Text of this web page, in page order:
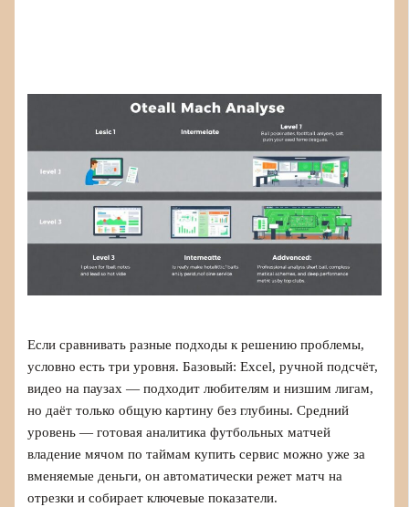
Если сравнивать разные подходы к решению проблемы,
условно есть три уровня. Базовый: Excel, ручной подсчёт,
видео на паузах — подходит любителям и низшим лигам,
но даёт только общую картину без глубины. Средний
уровень — готовая аналитика футбольных матчей
владение мячом по таймам купить сервис можно уже за
вменяемые деньги, он автоматически режет матч на
отрезки и собирает ключевые показатели.